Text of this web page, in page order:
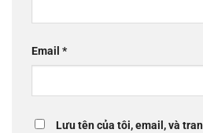
Email *
Lưu tên của tôi, email, và